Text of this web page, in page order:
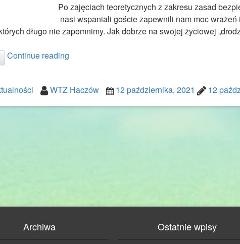
Po zajęciach teoretycznych z zakresu zasad
nasi wspaniali goście zapewnili nam moc wrażeń
długo nie zapomnimy. Jak dobrze na swojej życiowej
Continue reading
WTZ Haczów 12 października, 2021 12
Archiwa Ostatnie wpisy